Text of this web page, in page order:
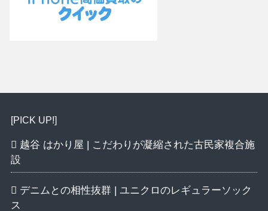
[PICK UP!]
越谷 はかり屋 | こだわりが凝縮された古民家複合施
設
デニムとの相性抜群 | ユニクロのレギュラーソック
ス